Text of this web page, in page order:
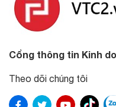
Cổng thông tin Kinh
Theo dõi chúng tôi